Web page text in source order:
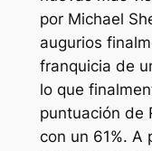
por Michael
augurios
franquicia de
lo que
puntuación de
con un 61%. A